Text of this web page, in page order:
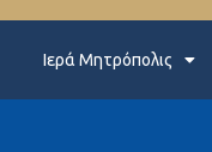
Ιερά Μητρόπολις